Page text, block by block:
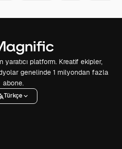
platform. Kreatif ekipler,
genelinde 1 milyondan fazla
abone.
Türkçe